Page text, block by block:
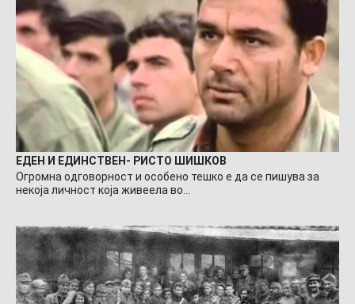
ЕДЕН И ЕДИНСТВЕН- РИСТО ШИШКОВ
Огромна одговорност и особено тешко е да се пишува за
некоја личност која живеела во…